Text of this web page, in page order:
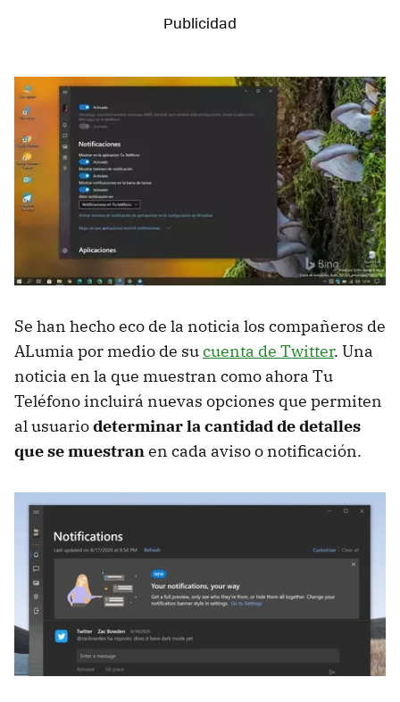
Se han hecho eco de la noticia los compañeros de
ALumia por medio de sucuenta de Twitter. Una
noticia en la que muestran como ahora Tu
Teléfono incluirá nuevas opciones que permiten
al usuariodeterminar la cantidad de detalles
que se muestranen cada aviso o notificación.